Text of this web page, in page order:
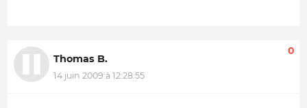
Thomas B.
14 juin 2009 à 12:28:55
0